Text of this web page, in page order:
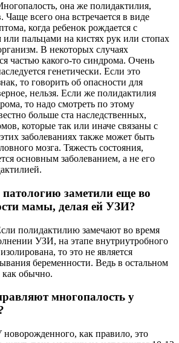
она же полидактилия,
всего она встречается в виде
когда ребенок рождается с
пальцами на кистях рук или стопах
В некоторых случаях
частью какого-то синдрома. Очень
генетически. Если это
то говорить об опасности для
нельзя. Если же полидактилия
то надо смотреть по этому
больше ста наследственных,
которые так или иначе связаны с
заболеваниях также может быть
мозга. Тяжесть состояния,
основным заболеванием, а не его
патологию заметили еще во
мамы, делая ей УЗИ?
полидактилию замечают во время
УЗИ, на этапе внутриутробного
то это не является
беременности. Ведь в остальном
как обычно.
многопалость у
новорожденного, как правило, это